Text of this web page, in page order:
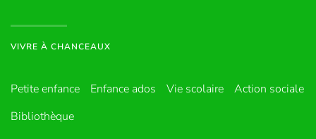
VIVRE À CHANCEAUX
Petite enfance Enfance ados Vie scolaire
Action sociale
Bibliothèque